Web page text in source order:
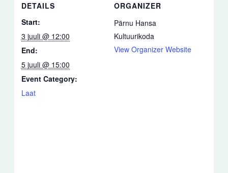
DETAILS
Start:
3 juuli @ 12:00
End:
5 juuli @ 15:00
Event Category:
Laat
ORGANIZER
Pärnu Hansa
Kultuurikoda
View Organizer Website